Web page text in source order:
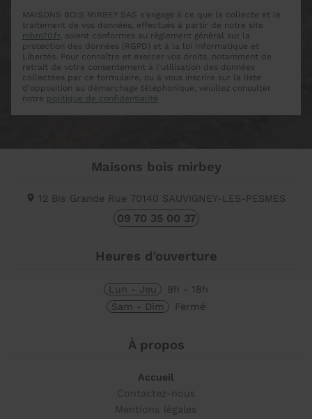
MAISONS BOIS MIRBEY SAS s'engage à ce que la collecte et le
traitement de vos données, effectués à partir de notre site
mbm70.fr , soient conformes au règlement général sur la
protection des données (RGPD) et à la loi Informatique et
Libertés. Pour connaître et exercer vos droits, notamment de
retrait de votre consentement à l'utilisation des données
collectées par ce formulaire, ou à vous inscrire sur la liste
d'opposition au démarchage téléphonique, veuillez consulter
notre politique de confidentialité
Maisons bois mirbey
12 Bis Grande Rue 70140 SAUVIGNEY-LES-PESMES
09 70 35 00 37
Heures d'ouverture
Lun - Jeu
9h - 18h
Sam - Dim
Fermé
À propos
Accueil
Contactez-nous
Mentions légales